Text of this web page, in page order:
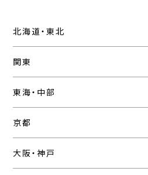
北海道・東北
関東
東海・中部
京都
大阪・神戸